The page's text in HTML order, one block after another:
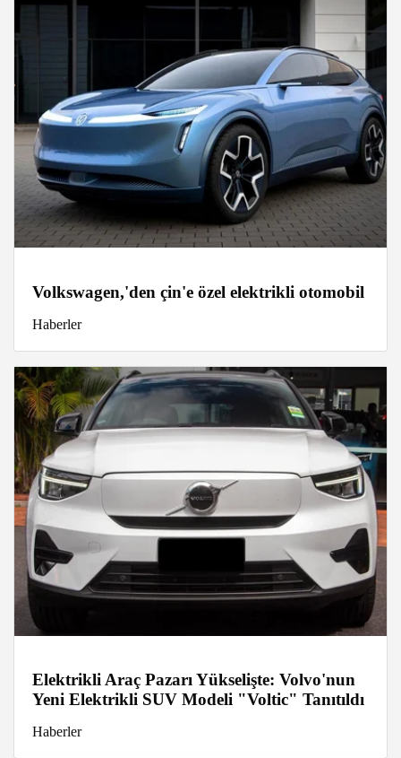
Volkswagen,'den çin'e özel elektrikli otomobil
Haberler
Elektrikli Araç Pazarı Yükselişte: Volvo'nun
Yeni Elektrikli SUV Modeli "Voltic" Tanıtıldı
Haberler